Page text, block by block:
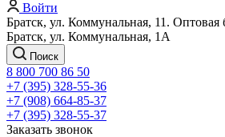
Войти
Братск, ул. Коммунальная, 11. Оптовая
Братск, ул. Коммунальная, 1А
Поиск
8 800 700 86 50
+7 (395) 328-55-36
+7 (908) 664-85-37
+7 (395) 328-55-37
Заказать звонок